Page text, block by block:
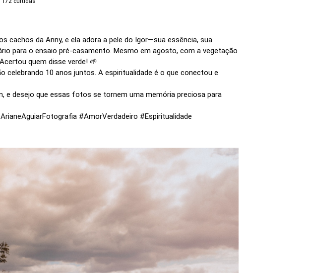
cachos da Anny, e ela adora a pele do Igor—sua essência, sua
para o ensaio pré-casamento. Mesmo em agosto, com a vegetação
quem disse verde! 🌱
10 anos juntos. A espiritualidade é o que conectou e
e desejo que essas fotos se tornem uma memória preciosa para
#AmorVerdadeiro #Espiritualidade